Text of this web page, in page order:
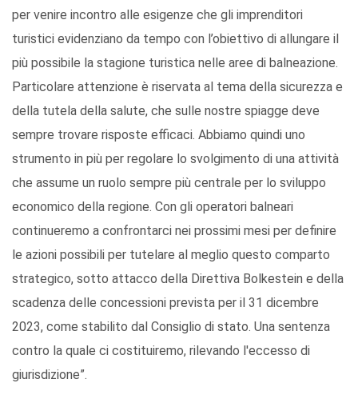
per venire incontro alle esigenze che gli imprenditori
turistici evidenziano da tempo con l’obiettivo di allungare il
più possibile la stagione turistica nelle aree di balneazione.
Particolare attenzione è riservata al tema della sicurezza e
della tutela della salute, che sulle nostre spiagge deve
sempre trovare risposte efficaci. Abbiamo quindi uno
strumento in più per regolare lo svolgimento di una attività
che assume un ruolo sempre più centrale per lo sviluppo
economico della regione. Con gli operatori balneari
continueremo a confrontarci nei prossimi mesi per definire
le azioni possibili per tutelare al meglio questo comparto
strategico, sotto attacco della Direttiva Bolkestein e della
scadenza delle concessioni prevista per il 31 dicembre
2023, come stabilito dal Consiglio di stato. Una sentenza
contro la quale ci costituiremo, rilevando l'eccesso di
giurisdizione”.